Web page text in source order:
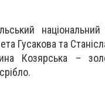
Гусакова та
Козярська –